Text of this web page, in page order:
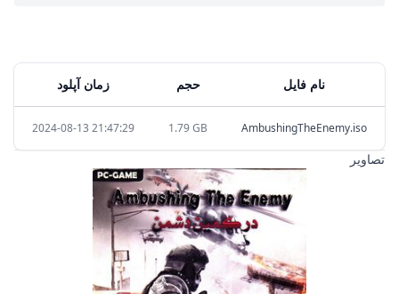
نام فایل حجم زمان آپلود
AmbushingTheEnemy.iso
1.79 GB
2024-08-13 21:47:29
تصاویر